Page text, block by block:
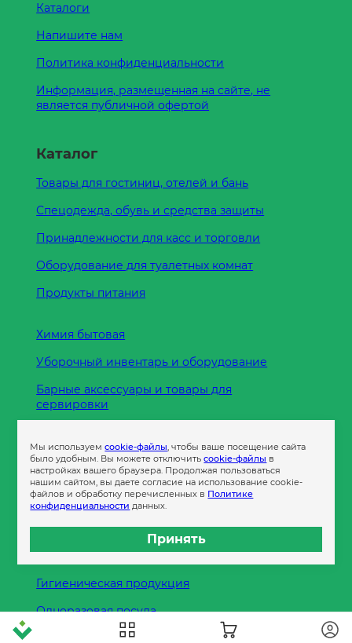
Каталоги
Напишите нам
Политика конфиденциальности
Информация, размещенная на сайте, не
является публичной офертой
Каталог
Товары для гостиниц, отелей и бань
Спецодежда, обувь и средства защиты
Принадлежности для касс и торговли
Оборудование для туалетных комнат
Продукты питания
Химия бытовая
Уборочный инвентарь и оборудование
Барные аксессуары и товары для
сервировки
Пленка
Пакеты и сумки
Контейнеры
Бумага офисная
Гигиеническая продукция
Одноразовая посуда
Мы используемcookie-файлы, чтобы ваше посещение сайта
было удобным. Вы можете отключитьcookie-файлы в
настройках вашего браузера. Продолжая пользоваться
нашим сайтом, вы даете согласие на использование cookie-
файлов и обработку перечисленных в Политике
конфиденциальности данных.
Принять